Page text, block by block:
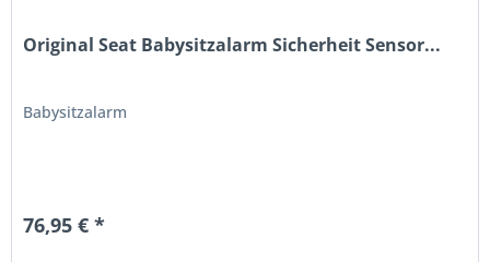
Original Seat Babysitzalarm Sicherheit Sensor...
Babysitzalarm
76,95 € *